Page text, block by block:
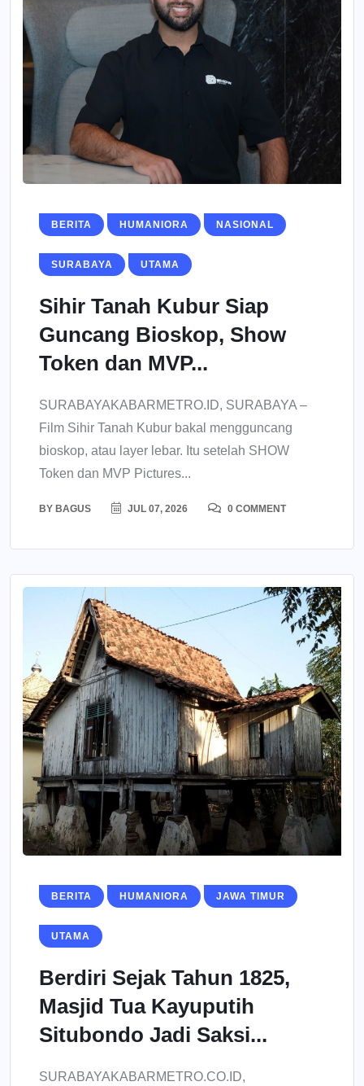
BERITA HUMANIORA NASIONAL
SURABAYA UTAMA
Sihir Tanah Kubur Siap
Guncang Bioskop, Show
Token dan MVP...
SURABAYAKABARMETRO.ID, SURABAYA –
Film Sihir Tanah Kubur bakal mengguncang
bioskop, atau layer lebar. Itu setelah SHOW
Token dan MVP Pictures...
BY BAGUS JUL 07, 2026 0 COMMENT
BERITA HUMANIORA JAWA TIMUR
UTAMA
Berdiri Sejak Tahun 1825,
Masjid Tua Kayuputih
Situbondo Jadi Saksi...
SURABAYAKABARMETRO.CO.ID,